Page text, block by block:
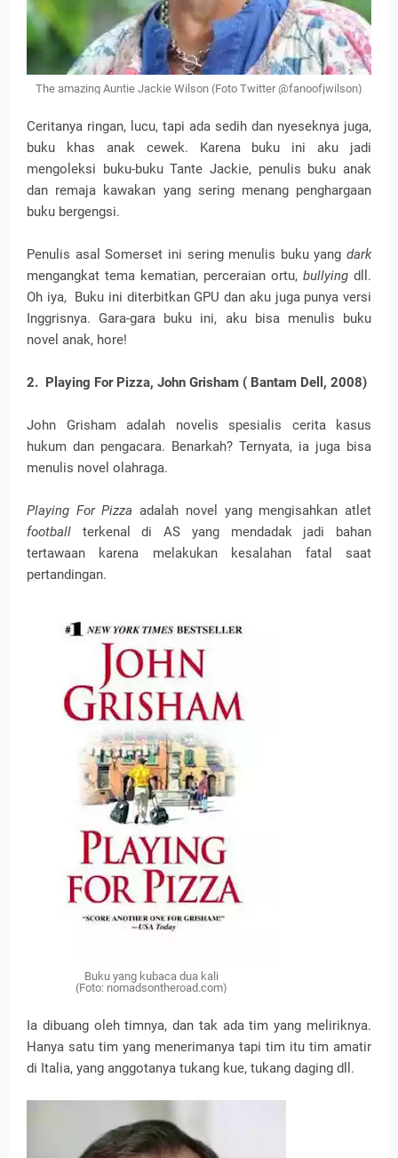
The amazing Auntie Jackie Wilson (Foto Twitter @fanoofjwilson)
Ceritanya ringan, lucu, tapi ada sedih dan nyeseknya juga,
buku khas anak cewek. Karena buku ini aku jadi
mengoleksi buku-buku Tante Jackie, penulis buku anak
dan remaja kawakan yang sering menang penghargaan
buku bergengsi.
Penulis asal Somerset ini sering menulis buku yang dark
mengangkat tema kematian, perceraian ortu, bullying dll.
Oh iya, Buku ini diterbitkan GPU dan aku juga punya versi
Inggrisnya. Gara-gara buku ini, aku bisa menulis buku
novel anak, hore!
2. Playing For Pizza, John Grisham ( Bantam Dell, 2008)
John Grisham adalah novelis spesialis cerita kasus
hukum dan pengacara. Benarkah? Ternyata, ia juga bisa
menulis novel olahraga.
Playing For Pizza adalah novel yang mengisahkan atlet
football terkenal di AS yang mendadak jadi bahan
tertawaan karena melakukan kesalahan fatal saat
pertandingan.
Buku yang kubaca dua kali
(Foto: nomadsontheroad.com)
Ia dibuang oleh timnya, dan tak ada tim yang meliriknya.
Hanya satu tim yang menerimanya tapi tim itu tim amatir
di Italia, yang anggotanya tukang kue, tukang daging dll.